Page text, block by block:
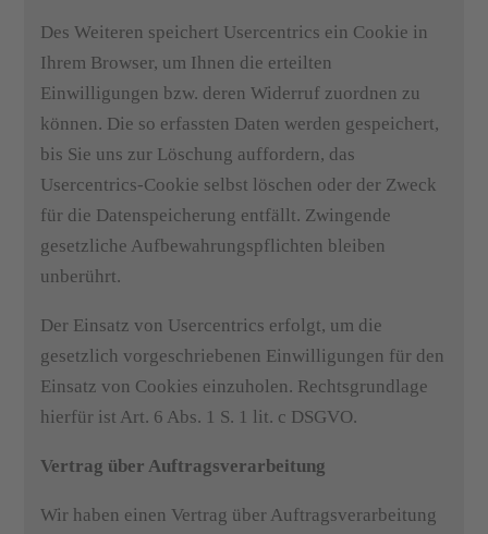
Des Weiteren speichert Usercentrics ein Cookie in
Ihrem Browser, um Ihnen die erteilten
Einwilligungen bzw. deren Widerruf zuordnen zu
können. Die so erfassten Daten werden gespeichert,
bis Sie uns zur Löschung auffordern, das
Usercentrics-Cookie selbst löschen oder der Zweck
für die Datenspeicherung entfällt. Zwingende
gesetzliche Aufbewahrungspflichten bleiben
unberührt.
Der Einsatz von Usercentrics erfolgt, um die
gesetzlich vorgeschriebenen Einwilligungen für den
Einsatz von Cookies einzuholen. Rechtsgrundlage
hierfür ist Art. 6 Abs. 1 S. 1 lit. c DSGVO.
Vertrag über Auftragsverarbeitung
Wir haben einen Vertrag über Auftragsverarbeitung